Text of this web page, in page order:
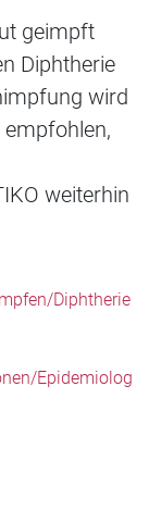
geimpft
Diphtherie
wird
weiterhin
Diphtherie
Epidemiolog